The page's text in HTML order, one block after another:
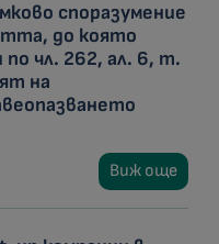
споразумениe
до която
чл. 262, ал. 6, т.
на
Виж още